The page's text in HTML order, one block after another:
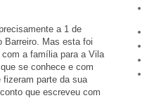
a 1 de
Barreiro. Mas esta foi
a família para a Vila
se conhece e com
parte da sua
que escreveu com